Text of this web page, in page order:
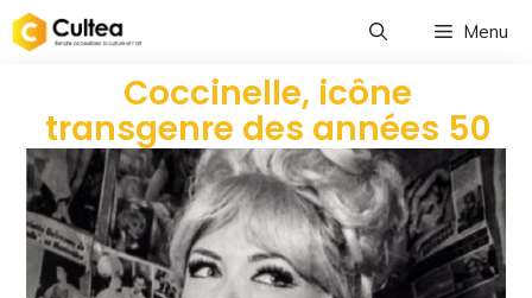
Menu
Coccinelle, icône
transgenre des années 50